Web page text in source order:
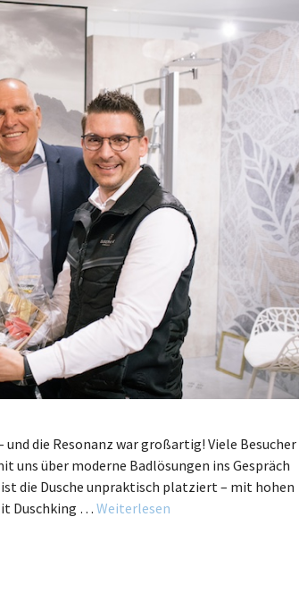
die Resonanz war großartig! Viele Besucher
uns über moderne Badlösungen ins Gespräch
die Dusche unpraktisch platziert – mit hohen
Duschking …Weiterlesen